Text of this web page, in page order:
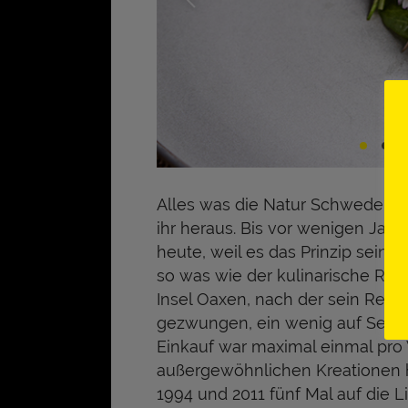
Alles was die Natur
ihr heraus. Bis vor wenigen
heute, weil es das Prinzip
so was wie der kulinarische
Insel Oaxen, nach der sein
gezwungen, ein wenig auf
Einkauf war maximal einmal
außergewöhnlichen Kreationen
1994 und 2011 fünf Mal auf die